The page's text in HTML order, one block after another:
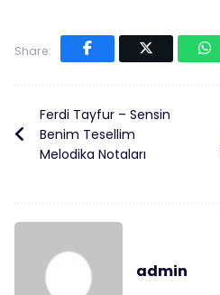
Share:
Ferdi Tayfur – Sensin
Benim Tesellim
Melodika Notaları
admin